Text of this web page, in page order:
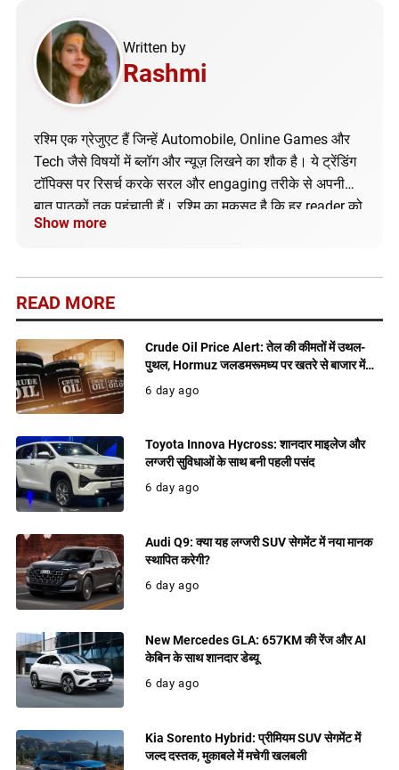
Written by
Rashmi
रश्मि एक ग्रेजुएट हैं जिन्हें Automobile, Online Games और
Tech जैसे विषयों में ब्लॉग और न्यूज़ लिखने का शौक है। ये ट्रेंडिंग
टॉपिक्स पर रिसर्च करके सरल और engaging तरीके से अपनी
बात पाठकों तक पहुंचाती हैं। रश्मि का मकसद है कि हर reader को
सही और अपडेटेड जानकारी मिले।
Show more
READ MORE
Crude Oil Price Alert: तेल की कीमतों में उथल-
पुथल, Hormuz जलडमरूमध्य पर खतरे से बाजार में
बढ़ी हलचल
6 day ago
Toyota Innova Hycross: शानदार माइलेज और
लग्जरी सुविधाओं के साथ बनी पहली पसंद
6 day ago
Audi Q9: क्या यह लग्जरी SUV सेगमेंट में नया मानक
स्थापित करेगी?
6 day ago
New Mercedes GLA: 657KM की रेंज और AI
केबिन के साथ शानदार डेब्यू
6 day ago
Kia Sorento Hybrid: प्रीमियम SUV सेगमेंट में
जल्द दस्तक, मुकाबले में मचेगी खलबली